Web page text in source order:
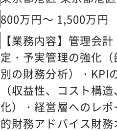
確立すべく、推進力
きる人材を募集しま
業務】当社では、連
用会社14社（全て海
国際会計基準（IFRS
行っております。連
決算業務のほか、決
友不動産東京三田ガ
800万円～ 1,500万円
【業務内容】管理会
定・予実管理の強化
別の財務分析）・KPI
（収益性、コスト構
化）・経営層へのレ
的財務アドバイス財